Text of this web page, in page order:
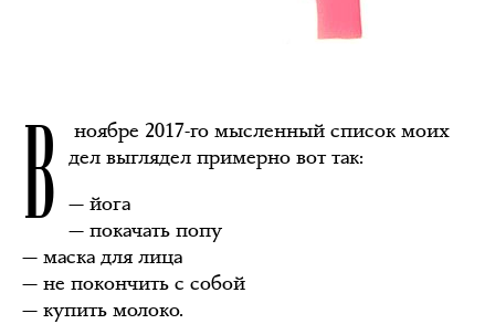
В
ноябре 2017-го мысленный список моих
дел выглядел примерно вот так:
— йога
— покачать попу
— маска для лица
— не покончить с собой
— купить молоко.